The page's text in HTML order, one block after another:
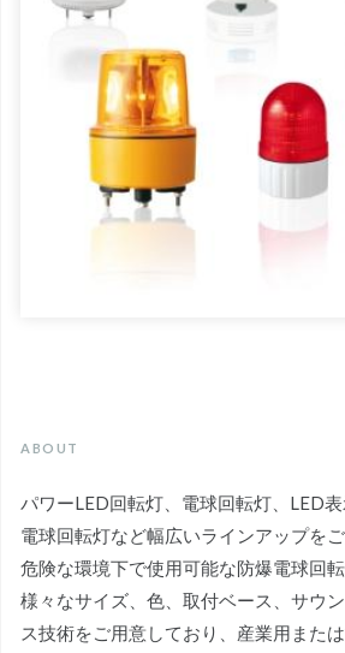
ABOUT
パワーLED回転灯、電球回転灯、LED
電球回転灯など幅広いラインアップを
危険な環境下で使用可能な防爆電球回転
様々なサイズ、色、取付ベース、サウ
ス技術をご用意しており、産業用また